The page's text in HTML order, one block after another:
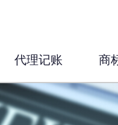
代理记账 商